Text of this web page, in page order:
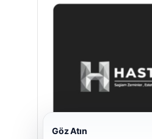
Göz Atın